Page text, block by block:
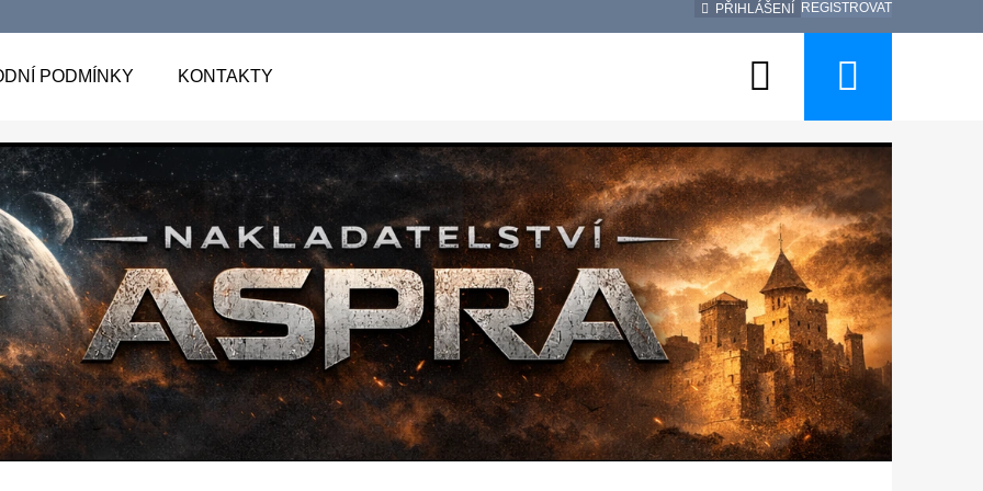
PŘIHLÁŠENÍ REGISTROVAT
PODMÍNKY KONTAKTY Hledat
košík
POTŘEBUJETE NAJÍT?
HLEDAT